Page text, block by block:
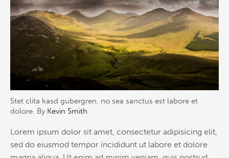
Stet clita kasd gubergren, no sea sanctus est labore et
dolore. By Kevin Smith
Lorem ipsum dolor sit amet, consectetur adipisicing elit,
sed do eiusmod tempor incididunt ut labore et dolore